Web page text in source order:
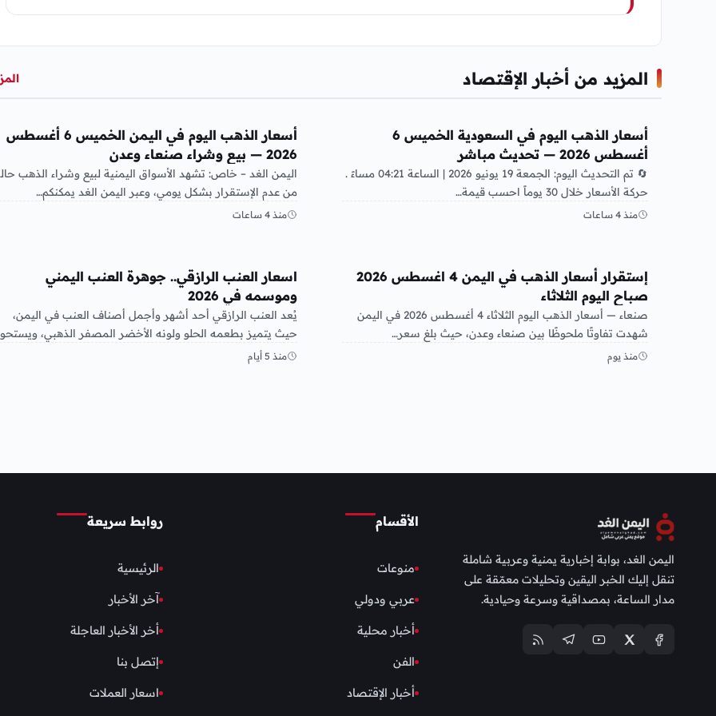
المزيد من أخبار الإقتصاد
أسعار الذهب اليوم في السعودية الخميس 6
أغسطس 2026 — تحديث مباشر
🔄 تم التحديث اليوم: الجمعة 19 يونيو 2026 | الساعة 04:21 مساءً .
حركة الأسعار خلال 30 يوماً احسب قيمة…
منذ 4 ساعات
أسعار الذهب اليوم في اليمن الخميس 6 أغسطس
2026 — بيع وشراء صنعاء وعدن
اليمن الغد – خاص: تشهد الأسواق اليمنية لبيع وشراء الذهب
من عدم الإستقرار بشكل يومي، وعبر اليمن الغد يمكنكم…
منذ 4 ساعات
إستقرار أسعار الذهب في اليمن 4 اغسطس 2026
صباح اليوم الثلاثاء
صنعاء — أسعار الذهب اليوم الثلاثاء 4 أغسطس 2026 في اليمن
شهدت تفاوتًا ملحوظًا بين صنعاء وعدن، حيث بلغ سعر…
منذ يوم
اسعار العنب الرازقي.. جوهرة العنب اليمني
وموسمه في 2026
يُعد العنب الرازقي أحد أشهر وأجمل أصناف العنب في اليمن،
حيث يتميز بطعمه الحلو ولونه الأخضر المصفر الذهبي،
على…
منذ 5 أيام
اليمن الغد، بوابة إخبارية يمنية وعربية شاملة
تنقل إليك الخبر اليقين وتحليلات معمّقة على
مدار الساعة، بمصداقية وسرعة وحيادية.
الأقسام
منوعات
عربي ودولي
أخبار محلية
الفن
أخبار الإقتصاد
روابط سريعة
الرئيسية
آخر الأخبار
أخر الأخبار العاجلة
إتصل بنا
اسعار العملات